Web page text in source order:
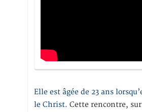
Elle est âgée de 23 ans
le Christ. Cette rencontre,